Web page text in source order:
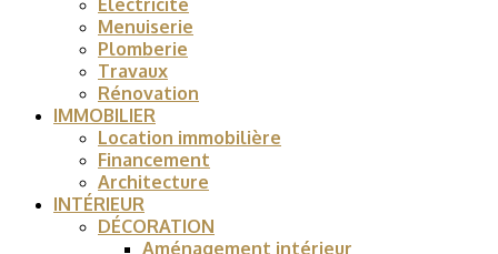
Menuiserie
Plomberie
Travaux
Rénovation
IMMOBILIER
Location immobilière
Financement
Architecture
INTÉRIEUR
DÉCORATION
Aménagement intérieur